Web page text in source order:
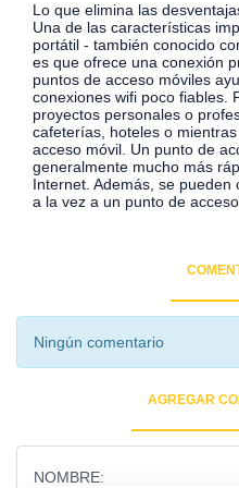
Lo que elimina las
Una de las características
portátil - también conocido
es que ofrece una conexión
puntos de acceso móviles
conexiones wifi poco fiables.
proyectos personales o
cafeterías, hoteles o
acceso móvil. Un punto de
generalmente mucho más
Internet. Además, se
a la vez a un punto de acceso
Ningún comentario
AGREGAR
NOMBRE: